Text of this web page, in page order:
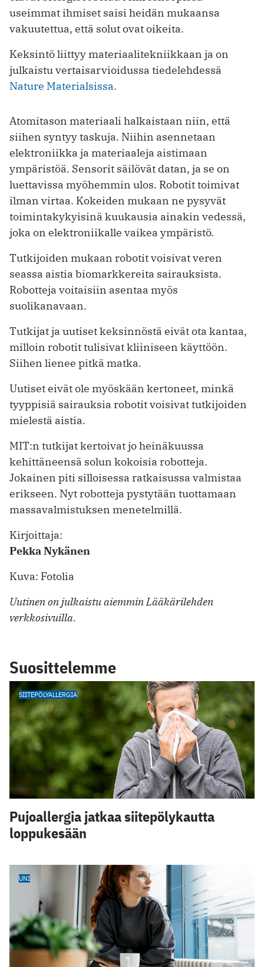
useimmat ihmiset saisi heidän mukaansa
vakuutettua, että solut ovat oikeita.
Keksintö liittyy materiaalitekniikkaan ja on
julkaistu vertaisarvioidussa tiedelehdessä
Nature Materialsissa.
Atomitason materiaali halkaistaan niin, että
siihen syntyy taskuja. Niihin asennetaan
elektroniikka ja materiaaleja aistimaan
ympäristöä. Sensorit säilövät datan, ja se on
luettavissa myöhemmin ulos. Robotit toimivat
ilman virtaa. Kokeiden mukaan ne pysyvät
toimintakykyisinä kuukausia ainakin vedessä,
joka on elektroniikalle vaikea ympäristö.
Tutkijoiden mukaan robotit voisivat veren
seassa aistia biomarkkereita sairauksista.
Robotteja voitaisiin asentaa myös
suolikanavaan.
Tutkijat ja uutiset keksinnöstä eivät ota kantaa,
milloin robotit tulisivat kliiniseen käyttöön.
Siihen lienee pitkä matka.
Uutiset eivät ole myöskään kertoneet, minkä
tyyppisiä sairauksia robotit voisivat tutkijoiden
mielestä aistia.
MIT:n tutkijat kertoivat jo heinäkuussa
kehittäneensä solun kokoisia robotteja.
Jokainen piti silloisessa ratkaisussa valmistaa
erikseen. Nyt robotteja pystytään tuottamaan
massavalmistuksen menetelmillä.
Kirjoittaja:
Pekka Nykänen
Kuva: Fotolia
Uutinen on julkaistu aiemmin Lääkärilehden
verkkosivuilla.
Suosittelemme
SIITEPÖLYALLERGIA
Pujoallergia jatkaa siitepölykautta
loppukesään
UNI